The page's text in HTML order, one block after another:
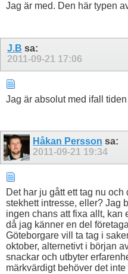
Jag är med. Den här typen
J.B sa:
2011-09-21 17:06
Jag är absolut med ifall
Håkan Persson sa:
2011-09-21 19:34
Det har ju gått ett tag nu
stekhett intresse, eller? Jag
ingen chans att fixa allt, kan
då jag känner en del
Göteborgare vill ta tag i
oktober, alternetivt i början
snackar och utbyter
märkvärdigt behöver det